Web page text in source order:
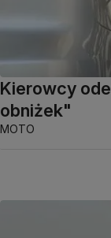
Kierowcy
obniżek"
MOTO